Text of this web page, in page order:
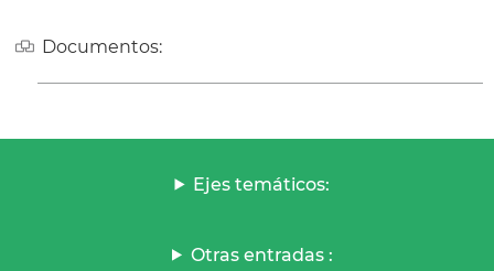
Documentos:
Ejes temáticos:
Otras entradas :